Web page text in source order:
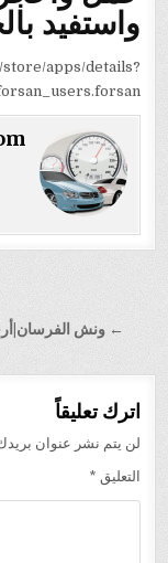
واستفيد
apps/details?
المقالات
← ونش الفرسان|أرخص
اترك تعليقاً
لن يتم نشر عنوان بريدك
التعليق *